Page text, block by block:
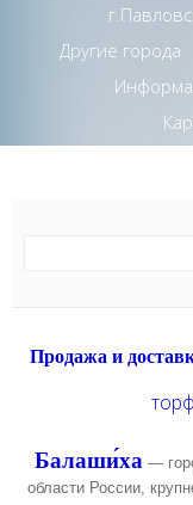
Другие города
Продажа и
Балаши́ха —
области России,